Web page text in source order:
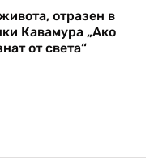
отразен в
Кавамура „Ако
от света“